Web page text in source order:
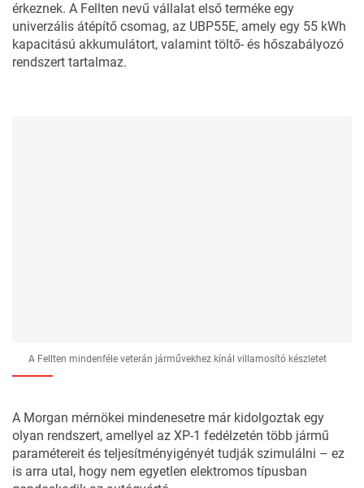
érkeznek. A Fellten nevű vállalat első terméke egy
univerzális átépítő csomag, az UBP55E, amely egy 55 kWh
kapacitású akkumulátort, valamint töltő- és hőszabályozó
rendszert tartalmaz.
A Fellten mindenféle veterán járművekhez kínál villamosító készletet
A Morgan mérnökei mindenesetre már kidolgoztak egy
olyan rendszert, amellyel az XP-1 fedélzetén több jármű
paramétereit és teljesítményigényét tudják szimulálni – ez
is arra utal, hogy nem egyetlen elektromos típusban